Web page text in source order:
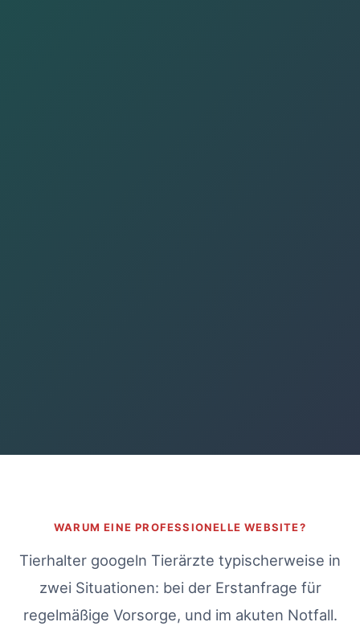
WARUM EINE PROFESSIONELLE WEBSITE?
Tierhalter googeln Tierärzte typischerweise in
zwei Situationen: bei der Erstanfrage für
regelmäßige Vorsorge, und im akuten Notfall.